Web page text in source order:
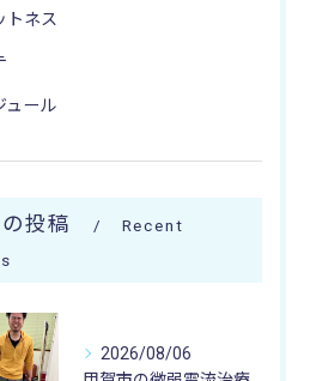
トネス
ュール
投稿
Recent
2026/08/06